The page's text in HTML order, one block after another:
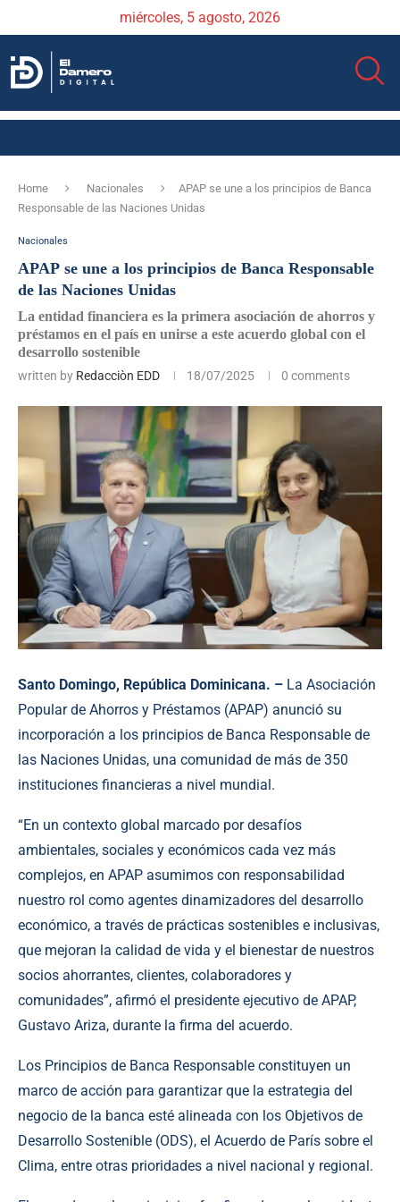
miércoles, 5 agosto, 2026
Home Nacionales
APAP se une a los principios de Banca
Responsable de las Naciones Unidas
Nacionales
APAP se une a los principios de Banca Responsable
de las Naciones Unidas
La entidad financiera es la primera asociación de ahorros y
préstamos en el país en unirse a este acuerdo global con el
desarrollo sostenible
written by Redacciòn EDD 18/07/2025 0 comments
Santo Domingo, República Dominicana. – La Asociación
Popular de Ahorros y Préstamos (APAP) anunció su
incorporación a los principios de Banca Responsable de
las Naciones Unidas, una comunidad de más de 350
instituciones financieras a nivel mundial.
“En un contexto global marcado por desafíos
ambientales, sociales y económicos cada vez más
complejos, en APAP asumimos con responsabilidad
nuestro rol como agentes dinamizadores del desarrollo
económico, a través de prácticas sostenibles e inclusivas,
que mejoran la calidad de vida y el bienestar de nuestros
socios ahorrantes, clientes, colaboradores y
comunidades”, afirmó el presidente ejecutivo de APAP,
Gustavo Ariza, durante la firma del acuerdo.
Los Principios de Banca Responsable constituyen un
marco de acción para garantizar que la estrategia del
negocio de la banca esté alineada con los Objetivos de
Desarrollo Sostenible (ODS), el Acuerdo de París sobre el
Clima, entre otras prioridades a nivel nacional y regional.